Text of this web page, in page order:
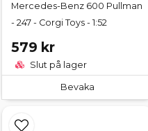
Mercedes-Benz 600 Pullman
- 247 - Corgi Toys - 1:52
579 kr
Slut på lager
Bevaka